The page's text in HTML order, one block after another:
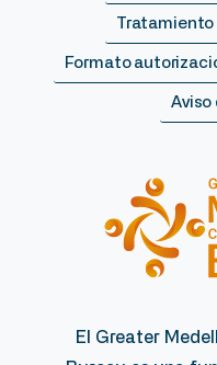
Tratamiento
Formato
Aviso
El Greater